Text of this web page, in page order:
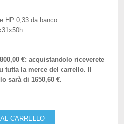
HP 0,33 da banco.
€: acquistandolo riceverete
tutta la merce del carrello. Il
sarà di 1650,60 €.
CARRELLO